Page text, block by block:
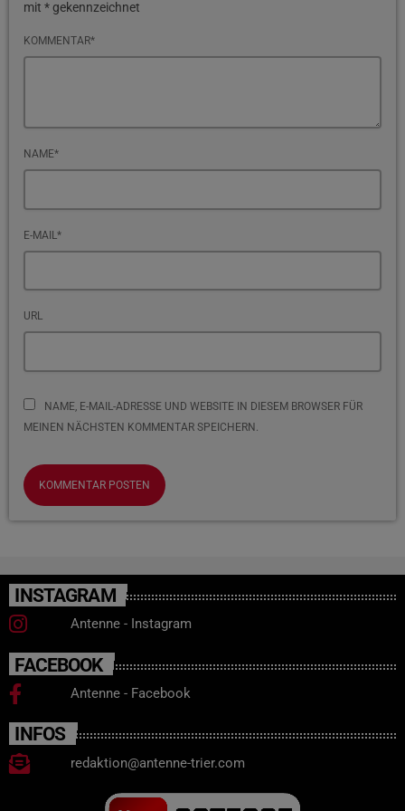
mit * gekennzeichnet
KOMMENTAR*
NAME*
E-MAIL*
URL
NAME, E-MAIL-ADRESSE UND WEBSITE IN DIESEM BROWSER FÜR
MEINEN NÄCHSTEN KOMMENTAR SPEICHERN.
INSTAGRAM
Antenne - Instagram
FACEBOOK
Antenne - Facebook
INFOS
redaktion@antenne-trier.com